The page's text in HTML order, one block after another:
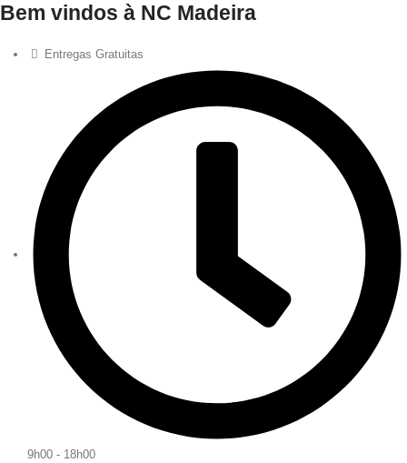
Bem vindos à NC Madeira
Entregas Gratuitas
9h00 - 18h00